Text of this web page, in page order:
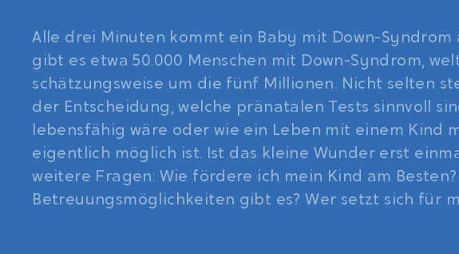
Alle drei Minuten kommt ein Baby mit Down-Syndrom
gibt es etwa 50.000 Menschen mit Down-Syndrom,
schätzungsweise um die fünf Millionen. Nicht selten
der Entscheidung, welche pränatalen Tests sinnvoll
lebensfähig wäre oder wie ein Leben mit einem Kind
eigentlich möglich ist. Ist das kleine Wunder erst
weitere Fragen: Wie fördere ich mein Kind am
Betreuungsmöglichkeiten gibt es? Wer setzt sich für